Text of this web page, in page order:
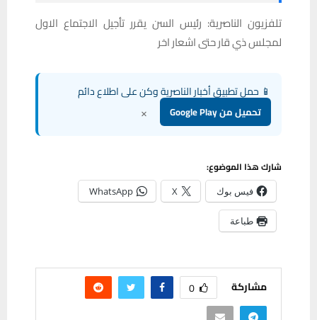
تلفزيون الناصرية: رئيس السن يقرر تأجيل الاجتماع الاول
لمجلس ذي قار حتى اشعار اخر
📱 حمل تطبيق أخبار الناصرية وكن على اطلاع دائم
تحميل من Google Play ×
شارك هذا الموضوع:
فيس بوك X
WhatsApp
طباعة
مشاركة 0